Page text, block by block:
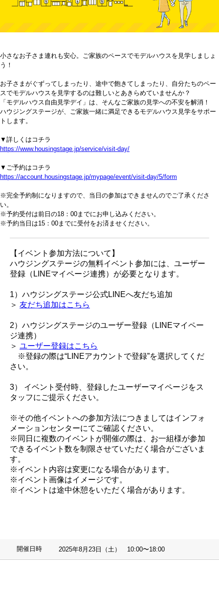
小さなお子さま連れも安心。ご家族のペースでモデルハウスを見学しましょ
う！
お子さまがぐずってしまったり、途中で飽きてしまったり、自分たちのペー
スでモデルハウスを見学するのは難しいとあきらめていませんか？
「モデルハウス自由見学デイ」は、そんなご家族の見学への不安を解消！
ハウジングステージが、ご家族一緒に満足できるモデルハウス見学をサポー
トします。
▼詳しくはコチラ
https://www.housingstage.jp/service/visit-day/
▼ご予約はコチラ
https://account.housingstage.jp/mypage/event/visit-day/5/form
※完全予約制になりますので、当日の参加はできませんのでご了承くださ
い。
※予約受付は前日の18：00までにお申し込みください。
※予約当日は15：00までに受付をお済ませください。
【イベント参加方法について】
ハウジングステージの無料イベント参加には、ユーザー
登録（LINEマイページ連携）が必要となります。
1）ハウジングステージ公式LINEへ友だち追加
＞ 友だち追加はこちら
2）ハウジングステージのユーザー登録（LINEマイペー
ジ連携）
＞ ユーザー登録はこちら
※登録の際は“LINEアカウントで登録”を選択してくだ
さい。
3） イベント受付時、登録したユーザーマイページをス
タッフにご提示ください。
※その他イベントへの参加方法につきましてはインフォ
メーションセンターにてご確認ください。
※同日に複数のイベントが開催の際は、お一組様が参加
できるイベント数を制限させていただく場合がございま
す。
※イベント内容は変更になる場合があります。
※イベント画像はイメージです。
※イベントは途中休憩をいただく場合があります。
開催日時 2025年8月23日（土） 10:00〜18:00